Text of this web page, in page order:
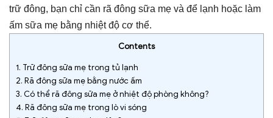
trữ đông, bạn chỉ cần rã đông sữa mẹ và để lạnh hoặc làm
ấm sữa mẹ bằng nhiệt độ cơ thể.
Contents
1. Trữ đông sữa mẹ trong tủ lạnh
2. Rã đông sữa mẹ bằng nước ấm
3. Có thể rã đông sữa mẹ ở nhiệt độ phòng không?
4. Rã đông sữa mẹ trong lò vi sóng